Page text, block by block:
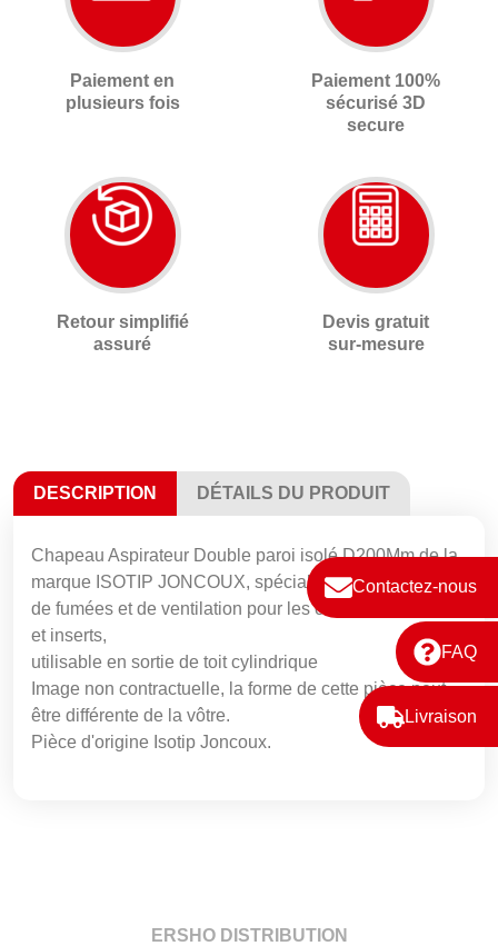
Contactez-nous
FAQ
Livraison
Paiement en
plusieurs fois
Paiement 100%
sécurisé 3D
secure
Retour simplifié
assuré
Devis gratuit
sur-mesure
DESCRIPTION DÉTAILS DU PRODUIT
Chapeau Aspirateur Double paroi isolé D200Mm de la
marque ISOTIP JONCOUX, spécialiste des conduits
de fumées et de ventilation pour les cheminées, poeles
et inserts,
utilisable en sortie de toit cylindrique
Image non contractuelle, la forme de cette pièce peut
être différente de la vôtre.
Pièce d'origine Isotip Joncoux.
ERSHO DISTRIBUTION